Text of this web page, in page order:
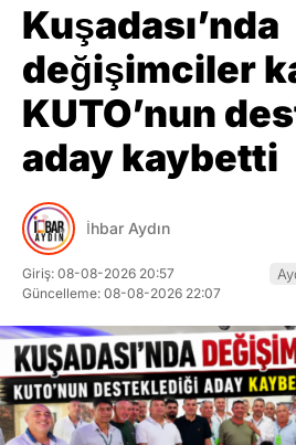
Kuşadası’nda
değişimciler
KUTO’nun
aday kaybetti
İhbar Aydın
Giriş: 08-08-2026 20:57
Güncelleme: 08-08-2026 22:07